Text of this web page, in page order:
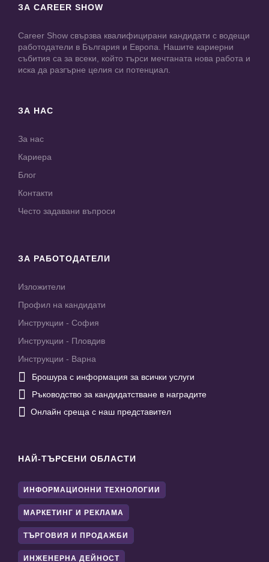
ЗА CAREER SHOW
Career Show свързва квалифицирани кандидати с водещи
работодатели в България и Европа. Нашите кариерни
събития са за всеки, който търси мечтаната нова работа и
иска да разгърне целия си потенциал.
ЗА НАС
За нас
Кариера
Блог
Контакти
Често задавани въпроси
ЗА РАБОТОДАТЕЛИ
Изложители
Профил на кандидати
Инструкции - София
Инструкции - Пловдив
Инструкции - Варна
 Брошура с информация за всички услуги
 Ръководство за кандидатстване в наградите
 Онлайн среща с наш представител
НАЙ-ТЪРСЕНИ ОБЛАСТИ
ИНФОРМАЦИОННИ ТЕХНОЛОГИИ
МАРКЕТИНГ И РЕКЛАМА
ТЪРГОВИЯ И ПРОДАЖБИ
ИНЖЕНЕРНА ДЕЙНОСТ